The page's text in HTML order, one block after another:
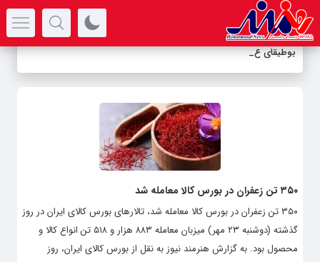
بوطیقای عشق_
۳۵۰ تن زعفران در بورس کالا معامله شد
۳۵۰ تن زعفران در بورس کالا معامله شد، تالارهای بورس کالای ایران در روز
گذشته (دوشنبه ۲۳ مهر) میزبان معامله ۸۸۳ هزار و ۵۱۸ تن انواع کالا و
محصول بود. به گزارش هنرمند نیوز به نقل از بورس کالای ایران، روز